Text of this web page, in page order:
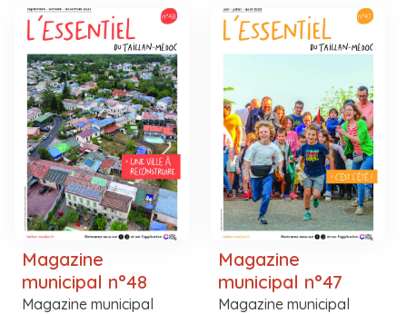
Magazine
municipal n°48
Magazine municipal
Magazine
municipal n°47
Magazine municipal